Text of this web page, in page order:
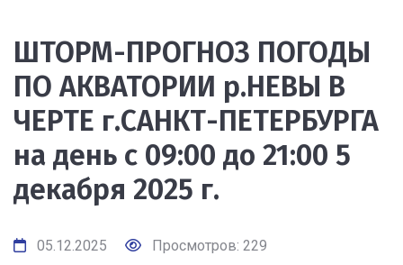
ШТОРМ-ПРОГНОЗ ПОГОДЫ
ПО АКВАТОРИИ р.НЕВЫ В
ЧЕРТЕ г.САНКТ-ПЕТЕРБУРГА
на день с 09:00 до 21:00 5
декабря 2025 г.
05.12.2025 Просмотров: 229